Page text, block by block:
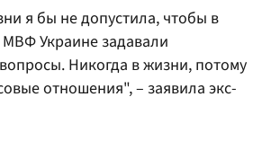
я бы не допустила, чтобы в
Украине задавали
Никогда в жизни, потому
отношения", – заявила экс-